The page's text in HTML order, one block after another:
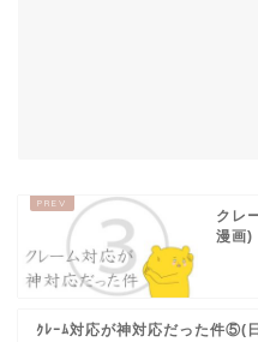
クレ
漫画)
ｸﾚｰﾑ対応が神対応だった件⑤(